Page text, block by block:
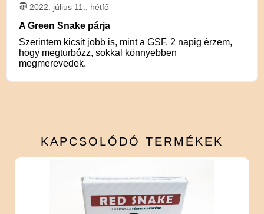
2022. július 11., hétfő
A Green Snake párja
Szerintem kicsit jobb is, mint a GSF. 2 napig érzem,
hogy megturbózz, sokkal könnyebben
megmerevedek.
KAPCSOLÓDÓ TERMÉKEK